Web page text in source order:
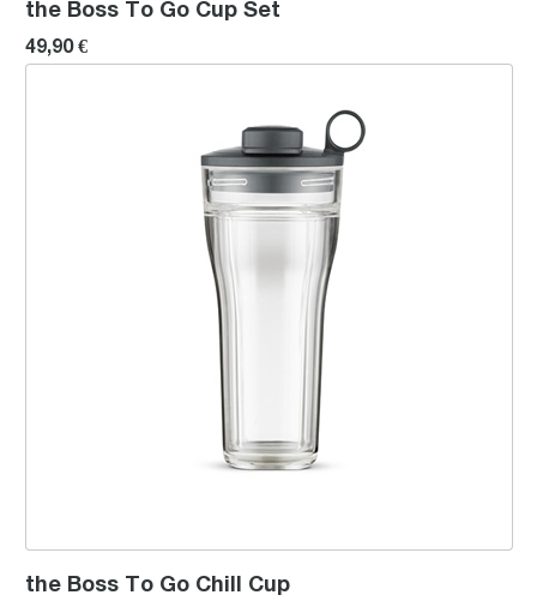
the Boss To Go Cup Set
49,90 €
the Boss To Go Chill Cup
the Boss To Go Chill Cup